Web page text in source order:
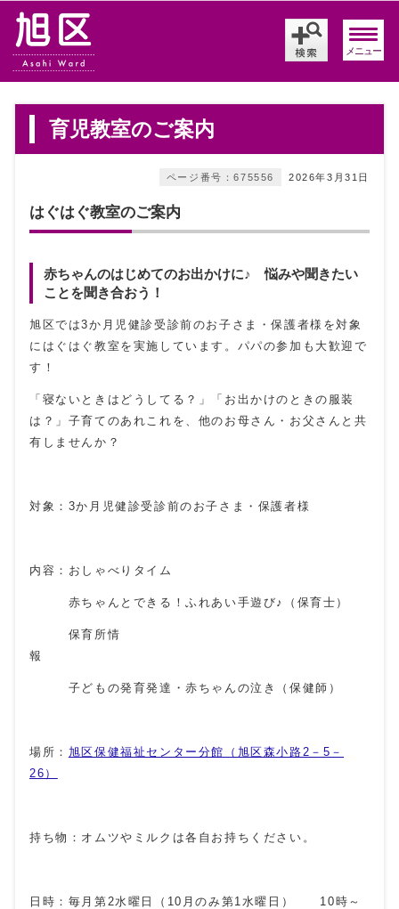
メニュー
育児教室のご案内
2026年3月31日
ページ番号：675556
はぐはぐ教室のご案内
赤ちゃんのはじめてのお出かけに♪ 悩みや聞きたい
ことを聞き合おう！
旭区では3か月児健診受診前のお子さま・保護者様を対象
にはぐはぐ教室を実施しています。パパの参加も大歓迎で
す！
「寝ないときはどうしてる？」「お出かけのときの服装
は？」子育てのあれこれを、他のお母さん・お父さんと共
有しませんか？
対象：3か月児健診受診前のお子さま・保護者様
内容：おしゃべりタイム
赤ちゃんとできる！ふれあい手遊び♪（保育士）
保育所情
報
子どもの発育発達・赤ちゃんの泣き（保健師）
場所： 旭区保健福祉センター分館（旭区森小路2－5－
26）
持ち物：オムツやミルクは各自お持ちください。
日時：毎月第2水曜日（10月のみ第1水曜日） 10時～